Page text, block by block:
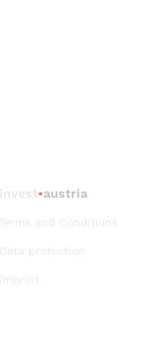
invest•austria
Terms and Conditions
Data protection
imprint